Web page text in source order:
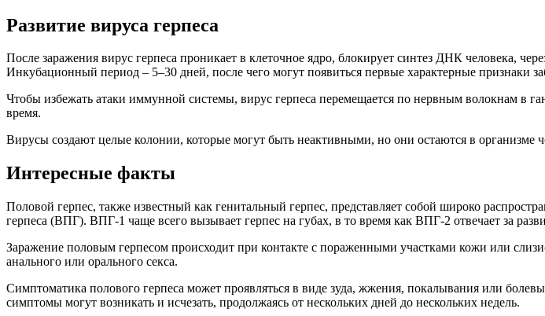
Развитие вируса герпеса
После заражения вирус герпеса проникает в клеточное ядро, блокирует синтез ДНК человека,
Инкубационный период – 5–30 дней, после чего могут появиться первые характерные признаки
Чтобы избежать атаки иммунной системы, вирус герпеса перемещается по нервным волокнам в
время.
Вирусы создают целые колонии, которые могут быть неактивными, но они остаются в организме
Интересные факты
Половой герпес, также известный как генитальный герпес, представляет собой широко
герпеса (ВПГ). ВПГ-1 чаще всего вызывает герпес на губах, в то время как ВПГ-2 отвечает за
Заражение половым герпесом происходит при контакте с пораженными участками кожи или
анального или орального секса.
Симптоматика полового герпеса может проявляться в виде зуда, жжения, покалывания или
симптомы могут возникать и исчезать, продолжаясь от нескольких дней до нескольких недель.